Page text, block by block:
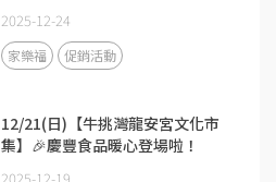
2025-12-24
家樂福 促銷活動
12/21(日)【牛挑灣龍安宮文化市
集】🎉慶豐食品暖心登場啦！
2025-12-19